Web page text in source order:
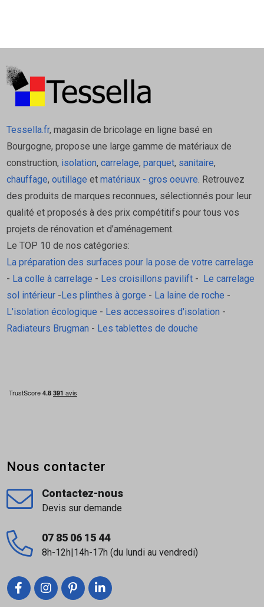
Tessella.fr, magasin de bricolage en ligne basé en
Bourgogne, propose une large gamme de matériaux de
construction, isolation, carrelage, parquet, sanitaire,
chauffage, outillage et matériaux - gros oeuvre. Retrouvez
des produits de marques reconnues, sélectionnés pour leur
qualité et proposés à des prix compétitifs pour tous vos
projets de rénovation et d’aménagement.
Le TOP 10 de nos catégories:
La préparation des surfaces pour la pose de votre carrelage
- La colle à carrelage - Les croisillons pavilift-
Le carrelage
sol intérieur- Les plinthes à gorge - La laine de roche -
L'isolation écologique - Les accessoires d'isolation -
Radiateurs Brugman - Les tablettes de douche
Nous contacter
Contactez-nous
Devis sur demande
07 85 06 15 44
8h-12h|14h-17h (du lundi au vendredi)